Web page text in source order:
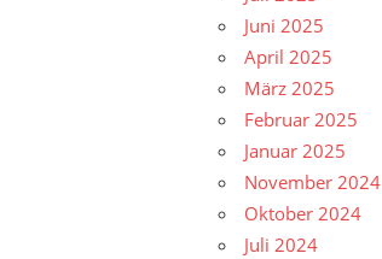
Juni 2025
April 2025
März 2025
Februar 2025
Januar 2025
November 2024
Oktober 2024
Juli 2024